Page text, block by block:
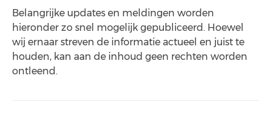
Belangrijke updates en meldingen worden
hieronder zo snel mogelijk gepubliceerd. Hoewel
wij ernaar streven de informatie actueel en juist te
houden, kan aan de inhoud geen rechten worden
ontleend.